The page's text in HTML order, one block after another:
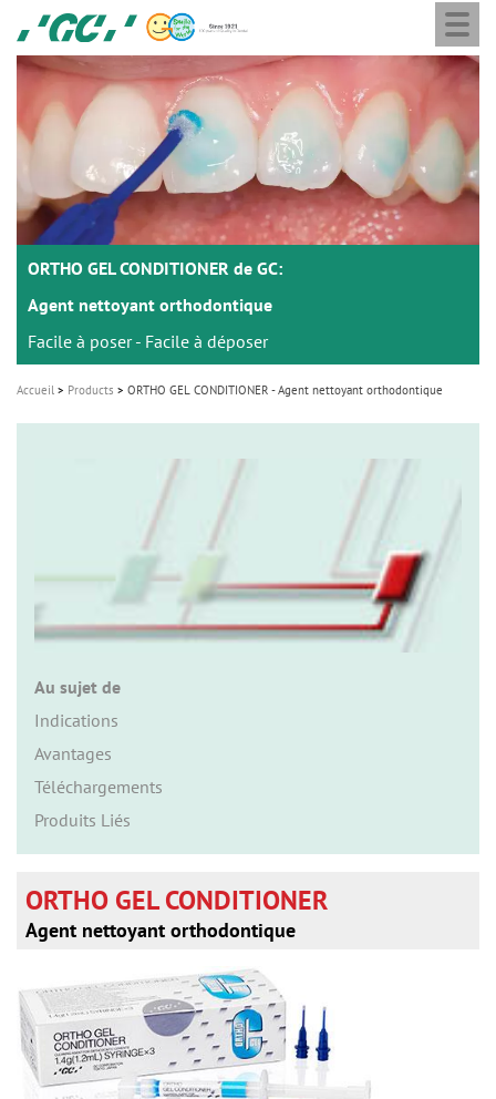
main
content
GC
Europe
N.V.
ORTHO GEL CONDITIONER de GC:
Agent nettoyant orthodontique
Facile à poser - Facile à déposer
Accueil Products ORTHO GEL CONDITIONER - Agent nettoyant orthodontique
Au sujet de
Indications
Avantages
Téléchargements
Produits Liés
ORTHO GEL CONDITIONER
Agent nettoyant orthodontique